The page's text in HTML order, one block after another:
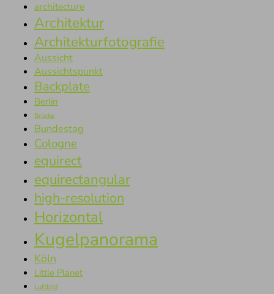
architecture
Architektur
Architekturfotografie
Aussicht
Aussichtspunkt
Backplate
Berlin
Brücke
Bundestag
Cologne
equirect
equirectangular
high-resolution
Horizontal
Kugelpanorama
Köln
Little Planet
Luftbild